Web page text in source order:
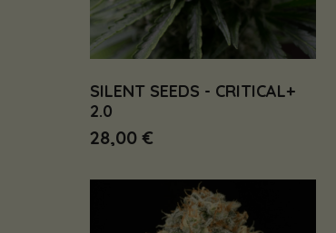
SILENT SEEDS - CRITICAL+
2.0
28,00 €